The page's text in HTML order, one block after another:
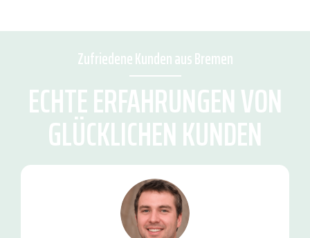
Zufriedene Kunden aus Bremen
ECHTE ERFAHRUNGEN VON
GLÜCKLICHEN KUNDEN